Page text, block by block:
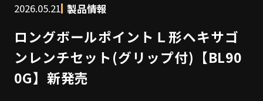
2026.05.21 製品情報
ロングボールポイントＬ形ヘキサゴ
ンレンチセット(グリップ付)【BL90
0G】新発売